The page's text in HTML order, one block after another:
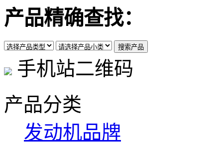
产品精确查找：
手机站二维码
产品分类
发动机品牌